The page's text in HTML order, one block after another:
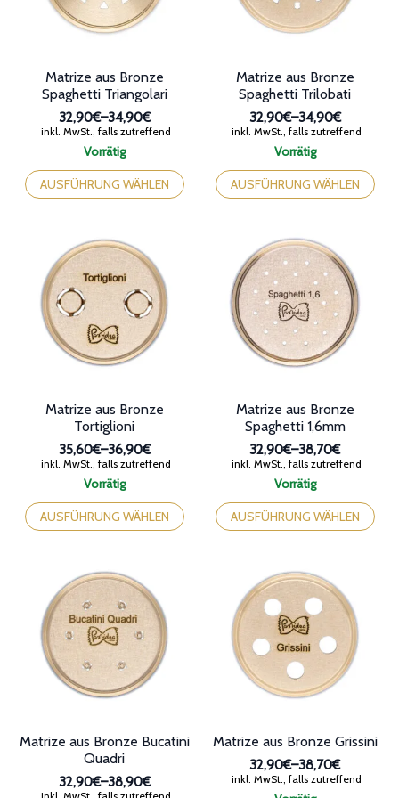
Produktseite
Produktseite
gewählt
Vorrätig
Matrize aus Bronze
Spaghetti Triangolari
32,90€–34,90€
Preisspanne:
32,90€
34,90€
inkl. MwSt., falls zutreffend
AUSFÜHRUNG WÄHLEN
Dieses
Produkt
weist
Optionen
können
Produktseite
Vorrätig
Matrize aus Bronze
Spaghetti Trilobati
32,90€–34,90€
Preisspanne:
32,90€
34,90€
inkl. MwSt., falls zutreffend
AUSFÜHRUNG WÄHLEN
Dieses
Produkt
weist
Optionen
können
auf
Produktseite
Vorrätig
Matrize aus Bronze
Tortiglioni
35,60€–36,90€
Preisspanne:
35,60€
bis
36,90€
inkl. MwSt., falls zutreffend
AUSFÜHRUNG WÄHLEN
Dieses
Produkt
weist
Optionen
können
Produktseite
Vorrätig
Matrize aus Bronze
Spaghetti 1,6mm
32,90€–38,70€
Preisspanne:
32,90€
bis
38,70€
inkl. MwSt., falls zutreffend
AUSFÜHRUNG WÄHLEN
Dieses
Produkt
weist
Optionen
Produktseite
Matrize aus Bronze Bucatini
Quadri
32,90€–38,90€
Preisspanne:
Matrize aus Bronze Grissini
32,90€–38,70€
Preisspanne:
32,90€
inkl. MwSt., falls zutreffend